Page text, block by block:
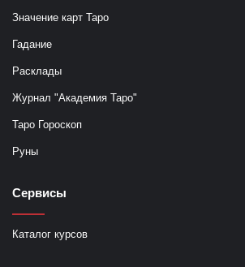
Значение карт Таро
Гадание
Расклады
Журнал "Академия Таро"
Таро Гороскоп
Руны
Сервисы
Каталог курсов